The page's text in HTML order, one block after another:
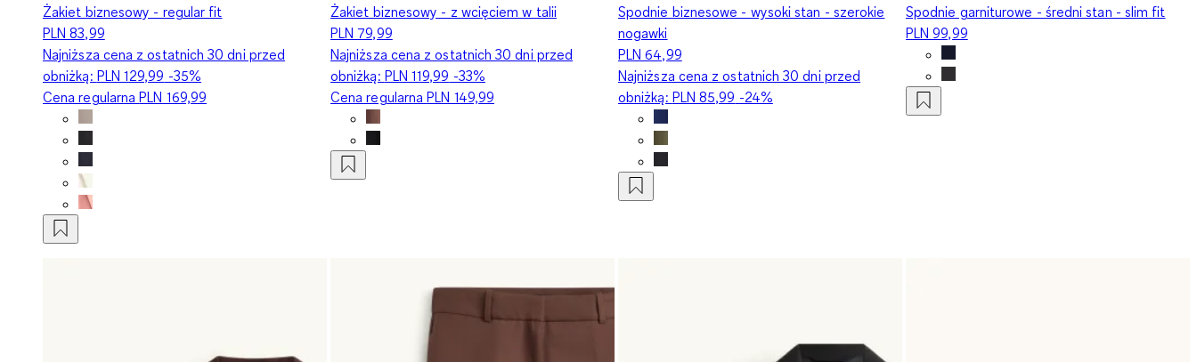
Żakiet biznesowy - regular fit
PLN 83,99
Najniższa cena z ostatnich 30 dni przed
obniżką: PLN 129,99 -35%
Cena regularnaPLN 169,99
Żakiet biznesowy - z wcięciem w talii
PLN 79,99
Najniższa cena z ostatnich 30 dni przed
obniżką: PLN 119,99 -33%
Cena regularnaPLN 149,99
Spodnie biznesowe - wysoki stan - szerokie
nogawki
PLN 64,99
Najniższa cena z ostatnich 30 dni przed
obniżką: PLN 85,99 -24%
Spodnie garniturowe - średni stan - slim fit
PLN 99,99